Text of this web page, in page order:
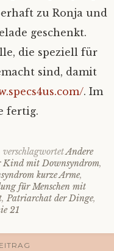
zu Ronja und
geschenkt.
die speziell für
sind, damit
. Im
fertig.
verschlagwortetAndere
mit Downsyndrom,
kurze Arme,
für Menschen mit
, Patriarchat der Dinge,
21